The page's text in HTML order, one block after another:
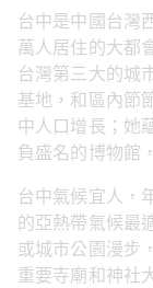
台中是中國台灣
萬人居住的大都
台灣第三大的城
基地，和區內節
中人口增長；她
負盛名的博物館
台中氣候宜人，
的亞熱帶氣候最
或城市公園漫步
重要寺廟和神社